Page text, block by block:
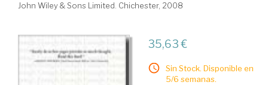
John Wiley & Sons Limited. Chichester, 2008
35,63 €
Sin Stock. Disponible en
5/6 semanas.